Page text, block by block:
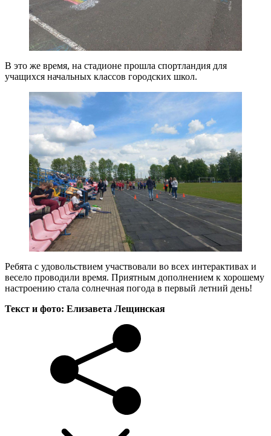
В это же время, на стадионе прошла спортландия для
учащихся начальных классов городских школ.
Ребята с удовольствием участвовали во всех интерактивах и
весело проводили время. Приятным дополнением к хорошему
настроению стала солнечная погода в первый летний день!
Текст и фото: Елизавета Лещинская